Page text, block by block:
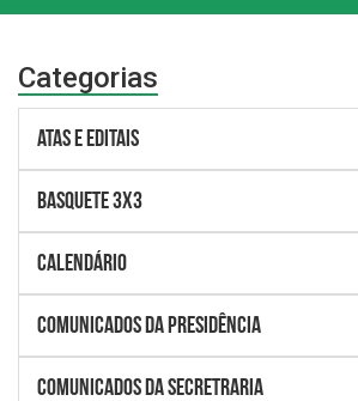
Categorias
Atas e Editais
BASQUETE 3X3
Calendário
Comunicados da Presidência
Comunicados da Secretraria